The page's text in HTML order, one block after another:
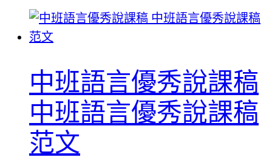
中班語言優秀說課稿
中班語言優秀說課稿
范文